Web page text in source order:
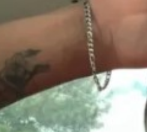
Pressione Enter para